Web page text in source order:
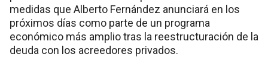
medidas que Alberto Fernández anunciará en los
próximos días como parte de un programa
económico más amplio tras la reestructuración de la
deuda con los acreedores privados.